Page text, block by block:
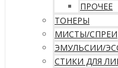
ПРОЧЕЕ
ТОНЕРЫ
МИСТЫ/СПРЕИ
ЭМУЛЬСИИ/
СТИКИ ДЛЯ